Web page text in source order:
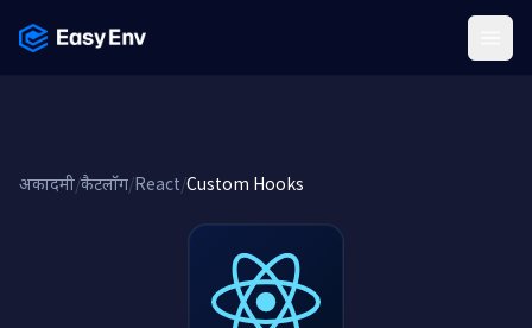
अकादमी/कैटलॉग/React/Custom Hooks